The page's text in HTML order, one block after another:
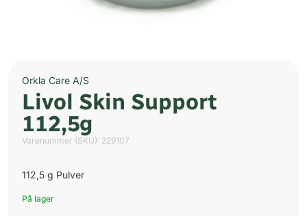
Orkla Care A/S
Livol Skin Support
112,5g
Varenummer (SKU): 229107
112,5 g Pulver
På lager